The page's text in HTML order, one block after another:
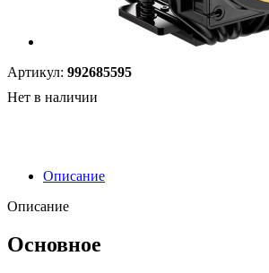
Артикул: 992685595
Нет в наличии
Описание
Описание
Основное